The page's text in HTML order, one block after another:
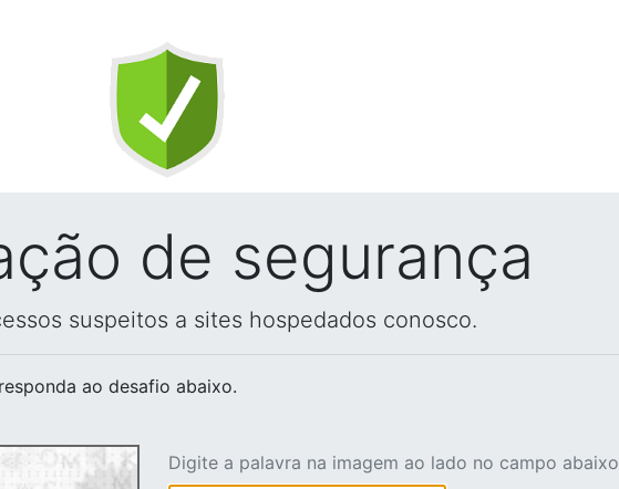
de segurança
suspeitos a sites hospedados conosco.
ao desafio abaixo.
Digite a palavra na imagem ao lado no campo abaixo